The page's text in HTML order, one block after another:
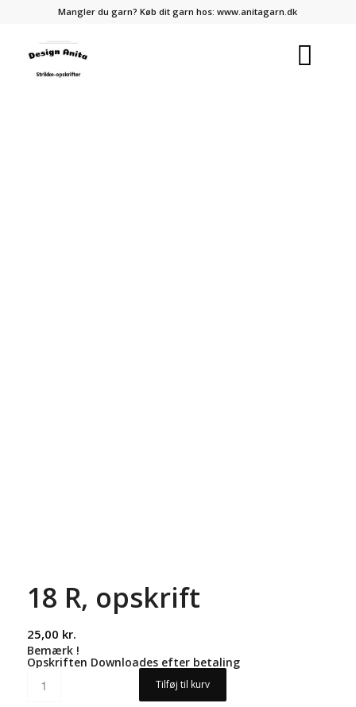
Mangler du garn? Køb dit garn hos:www.anitagarn.dk
18 R, opskrift
25,00 kr.
Bemærk !
Opskriften Downloades efter betaling
Tilføj til kurv